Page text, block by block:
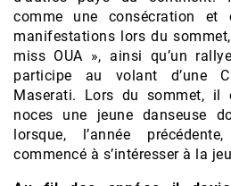
comme une consécration et
manifestations lors du sommet,
miss OUA », ainsi qu’un
participe au volant d’une
Maserati. Lors du sommet, il
noces une jeune danseuse
lorsque, l’année
commencé à s’intéresser à la